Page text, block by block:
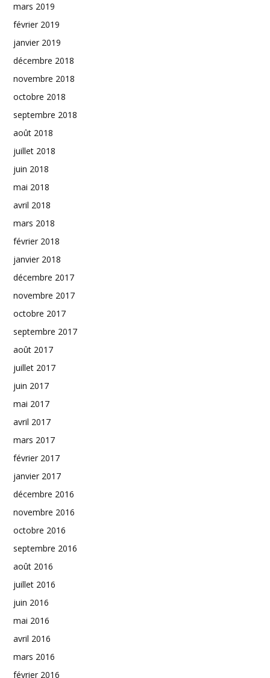
mars 2019
février 2019
janvier 2019
décembre 2018
novembre 2018
octobre 2018
septembre 2018
août 2018
juillet 2018
juin 2018
mai 2018
avril 2018
mars 2018
février 2018
janvier 2018
décembre 2017
novembre 2017
octobre 2017
septembre 2017
août 2017
juillet 2017
juin 2017
mai 2017
avril 2017
mars 2017
février 2017
janvier 2017
décembre 2016
novembre 2016
octobre 2016
septembre 2016
août 2016
juillet 2016
juin 2016
mai 2016
avril 2016
mars 2016
février 2016